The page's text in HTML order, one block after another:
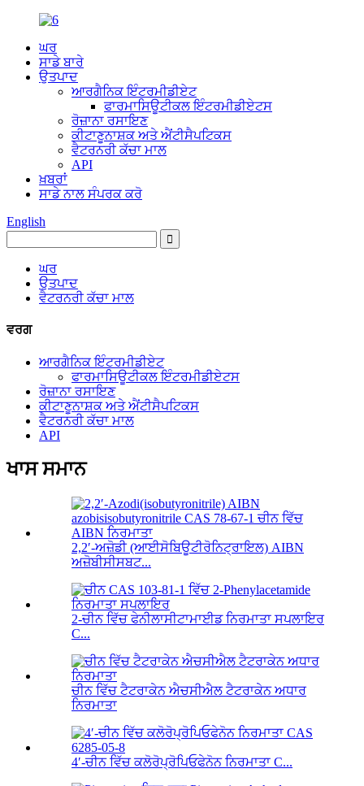
ਘਰ
ਸਾਡੇ ਬਾਰੇ
ਉਤਪਾਦ
ਆਰਗੈਨਿਕ ਇੰਟਰਮੀਡੀਏਟ
ਫਾਰਮਾਸਿਊਟੀਕਲ ਇੰਟਰਮੀਡੀਏਟਸ
ਰੋਜ਼ਾਨਾ ਰਸਾਇਣ
ਕੀਟਾਣੂਨਾਸ਼ਕ ਅਤੇ ਐਂਟੀਸੈਪਟਿਕਸ
ਵੈਟਰਨਰੀ ਕੱਚਾ ਮਾਲ
API
ਖ਼ਬਰਾਂ
ਸਾਡੇ ਨਾਲ ਸੰਪਰਕ ਕਰੋ
English
ਘਰ
ਉਤਪਾਦ
ਵੈਟਰਨਰੀ ਕੱਚਾ ਮਾਲ
ਵਰਗ
ਆਰਗੈਨਿਕ ਇੰਟਰਮੀਡੀਏਟ
ਫਾਰਮਾਸਿਊਟੀਕਲ ਇੰਟਰਮੀਡੀਏਟਸ
ਰੋਜ਼ਾਨਾ ਰਸਾਇਣ
ਕੀਟਾਣੂਨਾਸ਼ਕ ਅਤੇ ਐਂਟੀਸੈਪਟਿਕਸ
ਵੈਟਰਨਰੀ ਕੱਚਾ ਮਾਲ
API
ਖਾਸ ਸਮਾਨ
2,2′-ਅਜ਼ੋਡੀ (ਆਈਸੋਬਿਊਟੀਰੋਨਿਟ੍ਰਾਇਲ) AIBN
ਅਜ਼ੋਬੀਸੀਸਬਟ...
2-ਚੀਨ ਵਿੱਚ ਫੇਨੀਲਾਸੀਟਾਮਾਈਡ ਨਿਰਮਾਤਾ ਸਪਲਾਇਰ
C...
ਚੀਨ ਵਿੱਚ ਟੈਟਰਾਕੇਨ ਐਚਸੀਐਲ ਟੈਟਰਾਕੇਨ ਅਧਾਰ
ਨਿਰਮਾਤਾ
4′-ਚੀਨ ਵਿੱਚ ਕਲੋਰੋਪ੍ਰੋਪਿਓਫੇਨੋਨ ਨਿਰਮਾਤਾ C...